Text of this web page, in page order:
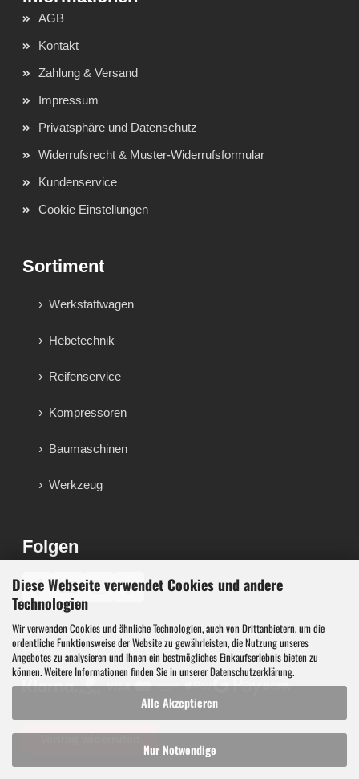
Diese Webseite verwendet Cookies und andere
Technologien
Wir verwenden Cookies und ähnliche Technologien, auch von Drittanbietern, um die
ordentliche Funktionsweise der Website zu gewährleisten, die Nutzung unseres
Angebotes zu analysieren und Ihnen ein bestmögliches Einkaufserlebnis bieten zu
können. Weitere Informationen finden Sie in unsererDatenschutzerklärung.
Alle Akzeptieren
Nur Notwendige
AGB
Kontakt
Zahlung & Versand
Impressum
Privatsphäre und Datenschutz
Widerrufsrecht & Muster-Widerrufsformular
Kundenservice
Cookie Einstellungen
Sortiment
Werkstattwagen
Hebetechnik
Reifenservice
Kompressoren
Baumaschinen
Werkzeug
Folgen
♪
Werkzeug, Maschinen und Werkstattausstattung für
Werkstatt, Garage, Handwerk und technische Betriebe.